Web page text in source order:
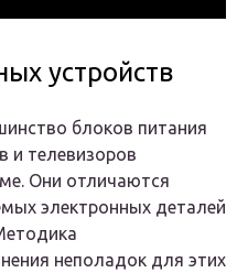
устройств
блоков питания
и телевизоров
Они отличаются
электронных деталей
неполадок для этих